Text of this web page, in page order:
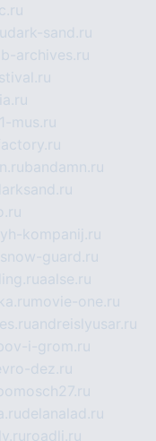
dark-sand.ru
archives.ru
1-mus.ru
bandamn.ru
kompanij.ru
snow-guard.ru
aalse.ru
movie-one.ru
andreislyusar.ru
i-grom.ru
dez.ru
delanalad.ru
roadli.ru